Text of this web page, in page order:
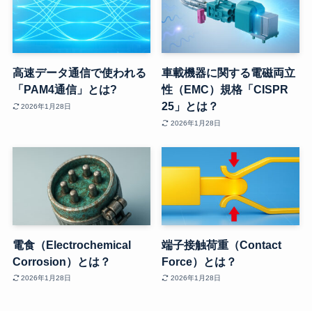
高速データ通信で使われる
「PAM4通信」とは?
2026年1月28日
車載機器に関する電磁両立
性（EMC）規格「CISPR
25」とは？
2026年1月28日
電食（Electrochemical
Corrosion）とは？
2026年1月28日
端子接触荷重（Contact
Force）とは？
2026年1月28日